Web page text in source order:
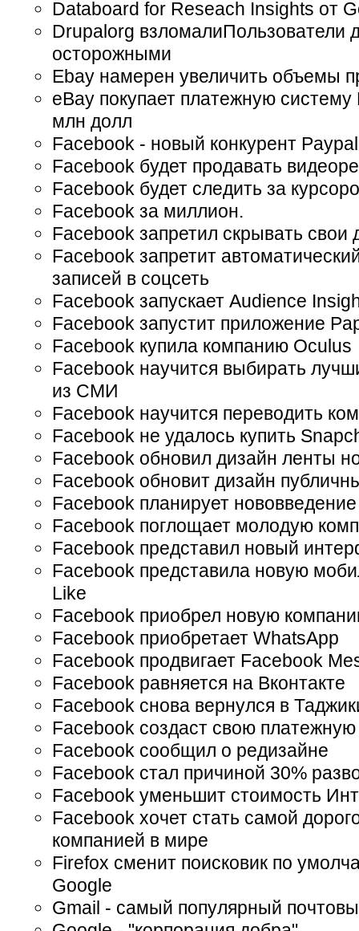
Databoard for Reseach Insights от
Drupalorg взломалиПользователи
осторожными
Ebay намерен увеличить объемы
eBay покупает платежную систему
млн долл
Facebook - новый конкурент
Facebook будет продавать
Facebook будет следить за
Facebook за миллион.
Facebook запретил скрывать свои
Facebook запретит
записей в соцсеть
Facebook запускает Audience
Facebook запустит приложение
Facebook купила компанию Oculus
Facebook научится выбирать
из СМИ
Facebook научится переводить
Facebook не удалось купить
Facebook обновил дизайн ленты
Facebook обновит дизайн
Facebook планирует нововведение
Facebook поглощает молодую
Facebook представил новый
Facebook представила новую
Like
Facebook приобрел новую
Facebook приобретает WhatsApp
Facebook продвигает Facebook
Facebook равняется на Вконтакте
Facebook снова вернулся в
Facebook создаст свою
Facebook сообщил о редизайне
Facebook стал причиной 30%
Facebook уменьшит стоимость
Facebook хочет стать самой
компанией в мире
Firefox сменит поисковик по
Google
Gmail - самый популярный